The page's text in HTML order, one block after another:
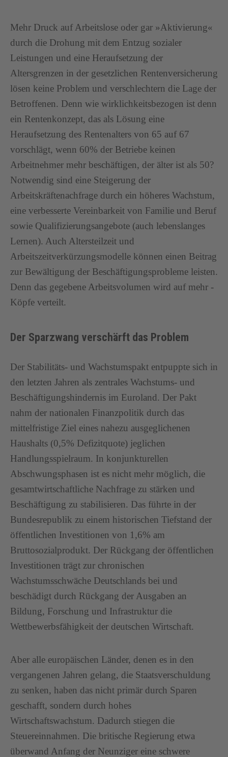
Mehr Druck auf Arbeitslose oder gar »Aktivierung«
durch die Drohung mit dem Entzug sozialer
Leistungen und eine Heraufsetzung der
Altersgrenzen in der gesetzlichen Rentenversicherung
lösen keine Problem und verschlechtern die Lage der
Betroffenen. Denn wie wirklichkeitsbezogen ist denn
ein Rentenkonzept, das als Lösung eine
Heraufsetzung des Rentenalters von 65 auf 67
vorschlägt, wenn 60% der Betriebe keinen
Arbeitnehmer mehr beschäftigen, der älter ist als 50?
Notwendig sind eine Steigerung der
Arbeitskräftenachfrage durch ein höheres Wachstum,
eine verbesserte Vereinbarkeit von Familie und Beruf
sowie Qualifizierungsangebote (auch lebenslanges
Lernen). Auch Altersteilzeit und
Arbeitszeitverkürzungsmodelle können einen Beitrag
zur Bewältigung der Beschäftigungsprobleme leisten.
Denn das gegebene Arbeitsvolumen wird auf mehr -
Köpfe verteilt.
Der Sparzwang verschärft das Problem
Der Stabilitäts- und Wachstumspakt entpuppte sich in
den letzten Jahren als zentrales Wachstums- und
Beschäftigungshindernis im Euroland. Der Pakt
nahm der nationalen Finanzpolitik durch das
mittelfristige Ziel eines nahezu ausgeglichenen
Haushalts (0,5% Defizitquote) jeglichen
Handlungsspielraum. In konjunkturellen
Abschwungsphasen ist es nicht mehr möglich, die
gesamtwirtschaftliche Nachfrage zu stärken und
Beschäftigung zu stabilisieren. Das führte in der
Bundesrepublik zu einem historischen Tiefstand der
öffentlichen Investitionen von 1,6% am
Bruttosozialprodukt. Der Rückgang der öffentlichen
Investitionen trägt zur chronischen
Wachstumsschwäche Deutschlands bei und
beschädigt durch Rückgang der Ausgaben an
Bildung, Forschung und Infrastruktur die
Wettbewerbsfähigkeit der deutschen Wirtschaft.
Aber alle europäischen Länder, denen es in den
vergangenen Jahren gelang, die Staatsverschuldung
zu senken, haben das nicht primär durch Sparen
geschafft, sondern durch hohes
Wirtschaftswachstum. Dadurch stiegen die
Steuereinnahmen. Die britische Regierung etwa
überwand Anfang der Neunziger eine schwere